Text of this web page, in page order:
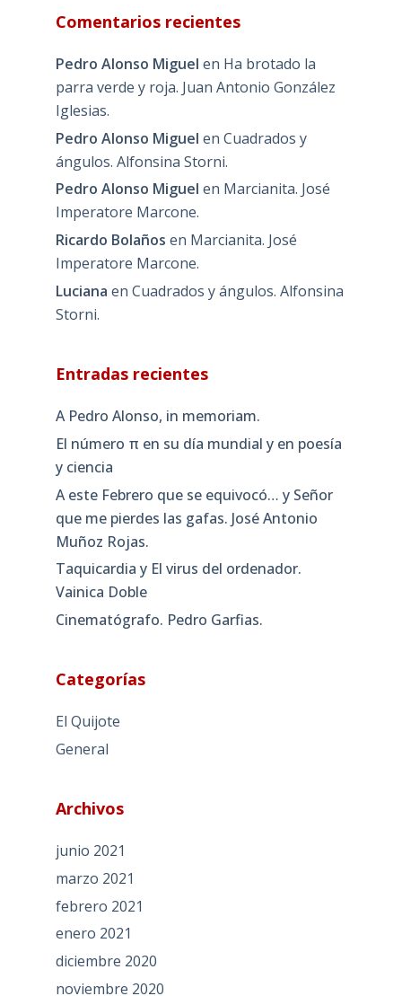
Comentarios recientes
Pedro Alonso Miguel en Ha brotado la
parra verde y roja. Juan Antonio González
Iglesias.
Pedro Alonso Miguel en Cuadrados y
ángulos. Alfonsina Storni.
Pedro Alonso Miguel en Marcianita. José
Imperatore Marcone.
Ricardo Bolaños en Marcianita. José
Imperatore Marcone.
Luciana en Cuadrados y ángulos. Alfonsina
Storni.
Entradas recientes
A Pedro Alonso, in memoriam.
El número π en su día mundial y en poesía
y ciencia
A este Febrero que se equivocó… y Señor
que me pierdes las gafas. José Antonio
Muñoz Rojas.
Taquicardia y El virus del ordenador.
Vainica Doble
Cinematógrafo. Pedro Garfias.
Categorías
El Quijote
General
Archivos
junio 2021
marzo 2021
febrero 2021
enero 2021
diciembre 2020
noviembre 2020